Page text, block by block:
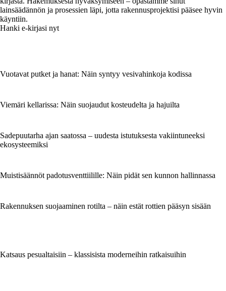
lainsäädännön ja prosessien läpi, jotta rakennusprojektisi pääsee hyvin
käyntiin.
Hanki e-kirjasi nyt
Vuotavat putket ja hanat: Näin syntyy vesivahinkoja kodissa
Viemäri kellarissa: Näin suojaudut kosteudelta ja hajuilta
Sadepuutarha ajan saatossa – uudesta istutuksesta vakiintuneeksi
ekosysteemiksi
Muistisäännöt padotusventtiilille: Näin pidät sen kunnon hallinnassa
Rakennuksen suojaaminen rotilta – näin estät rottien pääsyn sisään
Katsaus pesualtaisiin – klassisista moderneihin ratkaisuihin